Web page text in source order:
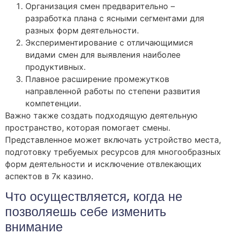
Организация смен предварительно –
разработка плана с ясными сегментами для
разных форм деятельности.
Экспериментирование с отличающимися
видами смен для выявления наиболее
продуктивных.
Плавное расширение промежутков
направленной работы по степени развития
компетенции.
Важно также создать подходящую деятельную
пространство, которая помогает смены.
Представленное может включать устройство места,
подготовку требуемых ресурсов для многообразных
форм деятельности и исключение отвлекающих
аспектов в 7к казино.
Что осуществляется, когда не
позволяешь себе изменить
внимание